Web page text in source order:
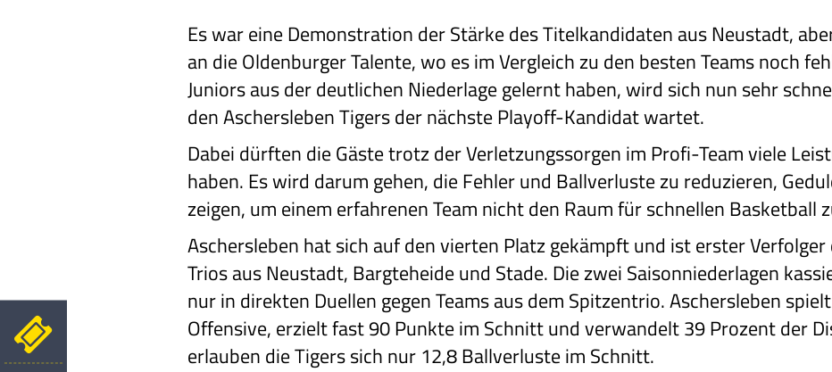
Es war eine Demonstration der Stärke des Titelkandidaten aus Neustadt,
an die Oldenburger Talente, wo es im Vergleich zu den besten Teams noch
Juniors aus der deutlichen Niederlage gelernt haben, wird sich nun sehr
den Aschersleben Tigers der nächste Playoff-Kandidat wartet.
Dabei dürften die Gäste trotz der Verletzungssorgen im Profi-Team viele
haben. Es wird darum gehen, die Fehler und Ballverluste zu reduzieren,
zeigen, um einem erfahrenen Team nicht den Raum für schnellen Basketball
Aschersleben hat sich auf den vierten Platz gekämpft und ist erster Verfolger
Trios aus Neustadt, Bargteheide und Stade. Die zwei Saisonniederlagen
nur in direkten Duellen gegen Teams aus dem Spitzentrio. Aschersleben
Offensive, erzielt fast 90 Punkte im Schnitt und verwandelt 39 Prozent der
erlauben die Tigers sich nur 12,8 Ballverluste im Schnitt.